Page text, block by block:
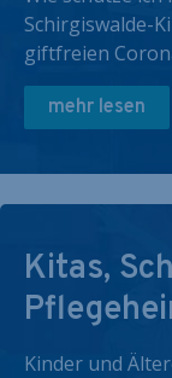
Schirgiswalde-
giftfreien
mehr lesen
Kitas,
Kinder und